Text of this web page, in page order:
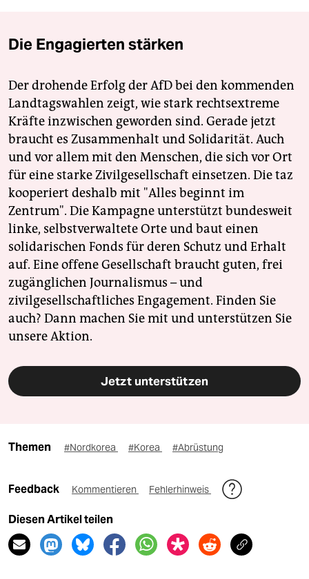
Die Engagierten stärken
Der drohende Erfolg der AfD bei den kommenden
Landtagswahlen zeigt, wie stark rechtsextreme
Kräfte inzwischen geworden sind. Gerade jetzt
braucht es Zusammenhalt und Solidarität. Auch
und vor allem mit den Menschen, die sich vor Ort
für eine starke Zivilgesellschaft einsetzen. Die taz
kooperiert deshalb mit "Alles beginnt im
Zentrum". Die Kampagne unterstützt bundesweit
linke, selbstverwaltete Orte und baut einen
solidarischen Fonds für deren Schutz und Erhalt
auf. Eine offene Gesellschaft braucht guten, frei
zugänglichen Journalismus – und
zivilgesellschaftliches Engagement. Finden Sie
auch? Dann machen Sie mit und unterstützen Sie
unsere Aktion.
Jetzt unterstützen
Themen #Nordkorea #Korea #Abrüstung
Feedback Kommentieren Fehlerhinweis
Diesen Artikel teilen